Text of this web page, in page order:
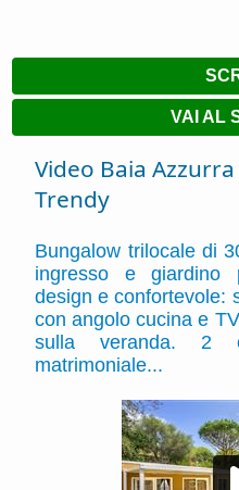
VAI AL
Video Baia
Trendy
Bungalow trilocale di
ingresso e giardino
design e confortevole:
con angolo cucina e
sulla veranda. 2
matrimoniale...